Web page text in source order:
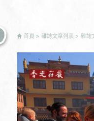
首頁 雜誌文章列表 雜誌